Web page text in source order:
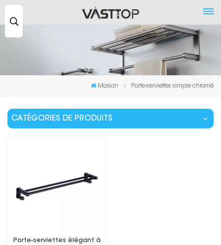
Maison Porte-serviettes simple chromé
CATÉGORIES DE PRODUITS
Porte-serviettes élégant à